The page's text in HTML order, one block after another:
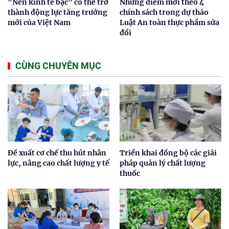
"Nền kinh tế bạc" có thể trở
thành động lực tăng trưởng
mới của Việt Nam
Những điểm mới theo 4
chính sách trong dự thảo
Luật An toàn thực phẩm sửa
đổi
CÙNG CHUYÊN MỤC
Đề xuất cơ chế thu hút nhân
lực, nâng cao chất lượng y tế
Triển khai đồng bộ các giải
pháp quản lý chất lượng
thuốc